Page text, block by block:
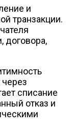
и
транзакции.
договора,
через
списание
отказ и